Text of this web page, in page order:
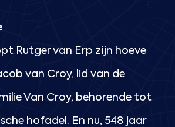
Rutger van Erp zijn hoeve
van Croy, lid van de
Van Croy, behorende tot
hofadel. En nu, 548 jaar